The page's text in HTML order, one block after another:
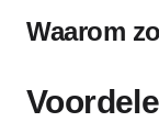
Waarom